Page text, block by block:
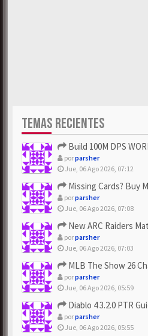
TEMAS RECIENTES
Build 100M DPS WORB Bomb
porparsher
Jue, 06 Ago 2026, 07:12
Missing Cards? Buy Monopoly
porparsher
Jue, 06 Ago 2026, 07:08
New ARC Raiders
porparsher
Jue, 06 Ago 2026, 07:03
MLB The Show 26
porparsher
Jue, 06 Ago 2026, 05:59
Diablo 4 3.2.0 PTR Guide –
porparsher
Jue, 06 Ago 2026, 05:55